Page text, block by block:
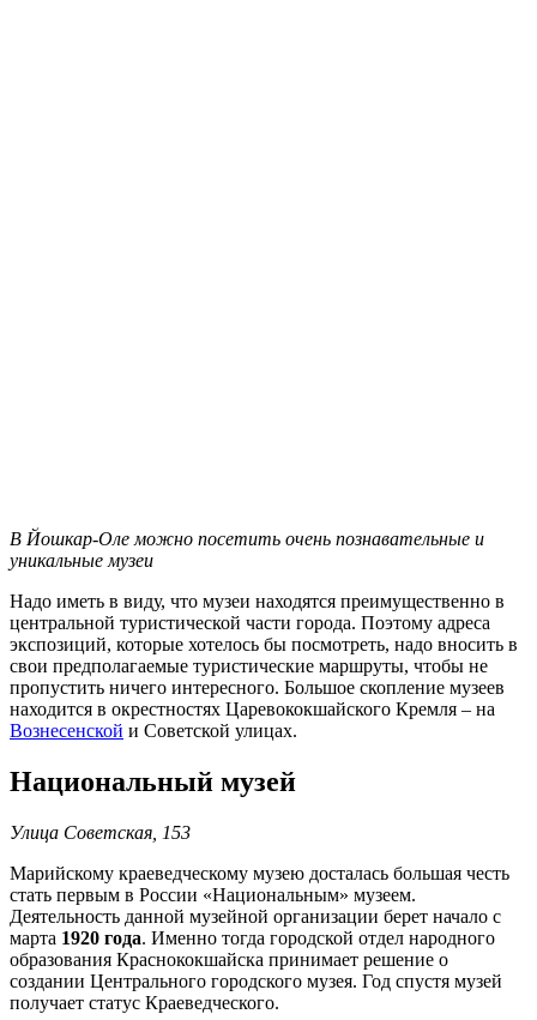
В Йошкар-Оле можно посетить очень познавательные и
уникальные музеи
Надо иметь в виду, что музеи находятся преимущественно в
центральной туристической части города. Поэтому адреса
экспозиций, которые хотелось бы посмотреть, надо вносить в
свои предполагаемые туристические маршруты, чтобы не
пропустить ничего интересного. Большое скопление музеев
находится в окрестностях Царевококшайского Кремля – на
Вознесенской и Советской улицах.
Национальный музей
Улица Советская, 153
Марийскому краеведческому музею досталась большая честь
стать первым в России «Национальным» музеем.
Деятельность данной музейной организации берет начало с
марта 1920 года. Именно тогда городской отдел народного
образования Краснококшайска принимает решение о
создании Центрального городского музея. Год спустя музей
получает статус Краеведческого.